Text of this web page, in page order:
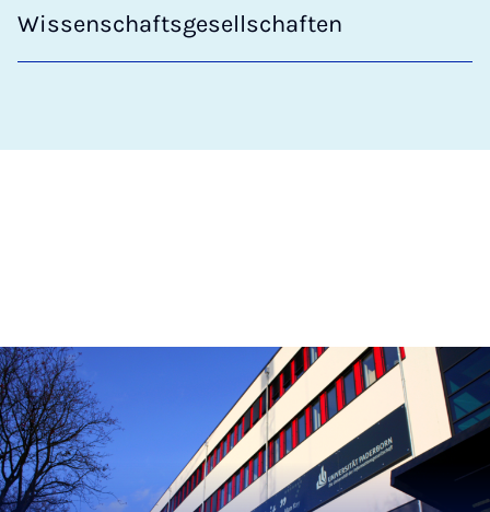
Wissenschaftsgesellschaften